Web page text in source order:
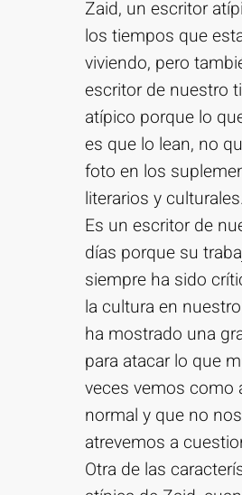
Zaid, un escritor
los tiempos que
viviendo, pero
escritor de nuestro
atípico porque lo
es que lo lean, no
foto en los
literarios y culturales.
Es un escritor de
días porque su
siempre ha sido
la cultura en
ha mostrado una
para atacar lo que
veces vemos como
normal y que no nos
atrevemos a
Otra de las